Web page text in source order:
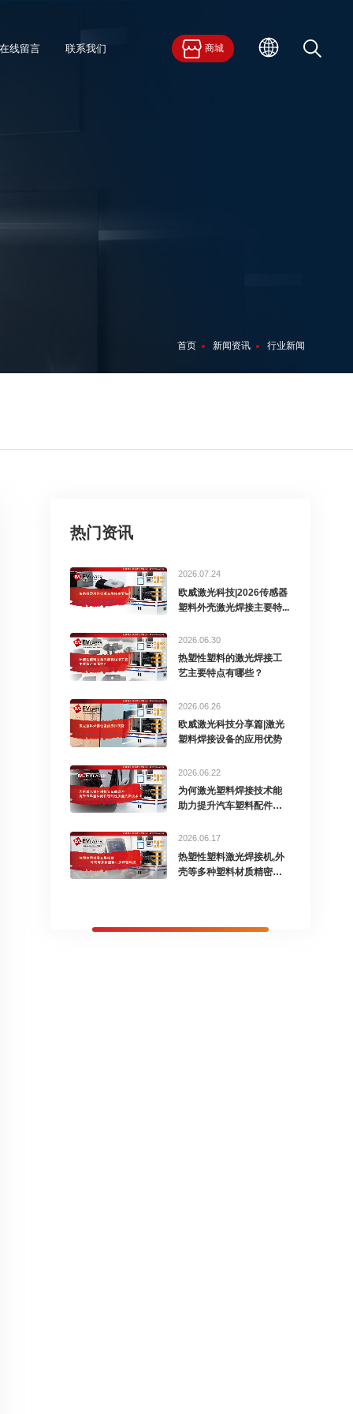
线留言 联系我们 商城
首页 新闻资讯 行业新闻
热门资讯
2026.07.24
欧威激光科技|2026传感器
塑料外壳激光焊接主要特...
2026.06.30
热塑性塑料的激光焊接工
艺主要特点有哪些？
2026.06.26
欧威激光科技分享篇|激光
塑料焊接设备的应用优势
2026.06.22
为何激光塑料焊接技术能
助力提升汽车塑料配件密
2026.06.17
热塑性塑料激光焊接机,外
壳等多种塑料材质精密焊